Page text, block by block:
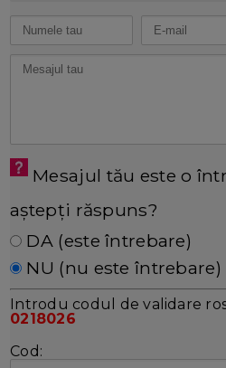
Mesajul tău este o
aștepți răspuns?
DA (este întrebare)
NU (nu este întrebare)
Introdu codul de validare
0218026
Cod: